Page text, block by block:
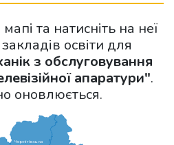
та натисніть на неї
освіти для
з обслуговування
апаратури".
оновлюється.
Чернігівська